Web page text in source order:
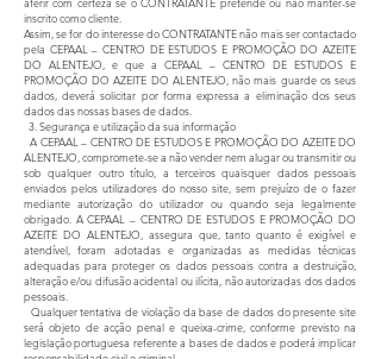
inscrito como cliente.
Assim, se for do interesse do CONTRATANTE não mais ser contactado
pela CEPAAL – CENTRO DE ESTUDOS E PROMOÇÃO DO AZEITE
DO ALENTEJO, e que a CEPAAL – CENTRO DE ESTUDOS E
PROMOÇÃO DO AZEITE DO ALENTEJO, não mais guarde os seus
dados, deverá solicitar por forma expressa a eliminação dos seus
dados das nossas bases de dados.
3. Segurança e utilização da sua informação
A CEPAAL – CENTRO DE ESTUDOS E PROMOÇÃO DO AZEITE DO
ALENTEJO, compromete-se a não vender nem alugar ou transmitir ou
sob qualquer outro título, a terceiros quaisquer dados pessoais
enviados pelos utilizadores do nosso site, sem prejuízo de o fazer
mediante autorização do utilizador ou quando seja legalmente
obrigado. A CEPAAL – CENTRO DE ESTUDOS E PROMOÇÃO DO
AZEITE DO ALENTEJO, assegura que, tanto quanto é exigível e
atendível, foram adotadas e organizadas as medidas técnicas
adequadas para proteger os dados pessoais contra a destruição,
alteração e/ou difusão acidental ou ilícita, não autorizadas dos dados
pessoais.
Qualquer tentativa de violação da base de dados do presente site
será objeto de acção penal e queixa-crime, conforme previsto na
legislação portuguesa referente a bases de dados e poderá implicar